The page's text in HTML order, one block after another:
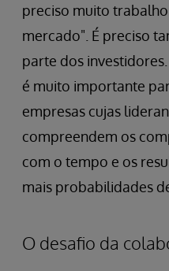
preciso muito
mercado". É preciso
parte dos
é muito importante
empresas cujas
compreendem os
com o tempo e os
mais probabilidades
O desafio da